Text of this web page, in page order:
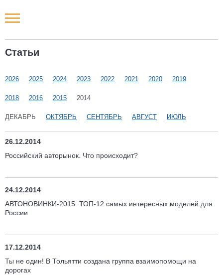
Статьи
2026 2025 2024 2023 2022 2021 2020 2019
2018 2016 2015 2014
ДЕКАБРЬ ОКТЯБРЬ СЕНТЯБРЬ АВГУСТ ИЮЛЬ
26.12.2014
Российский авторынок. Что происходит?
24.12.2014
АВТОНОВИНКИ-2015. ТОП-12 самых интересных моделей для
России
17.12.2014
Ты не один! В Тольятти создана группа взаимопомощи на
дорогах
Новости РФ
Наши мероприятия
Статьи